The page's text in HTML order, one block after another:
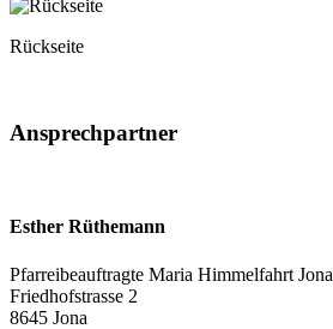
Rückseite
Ansprechpartner
Esther Rüthemann
Pfarreibeauftragte Maria Himmelfahrt Jona
Friedhofstrasse 2
8645 Jona